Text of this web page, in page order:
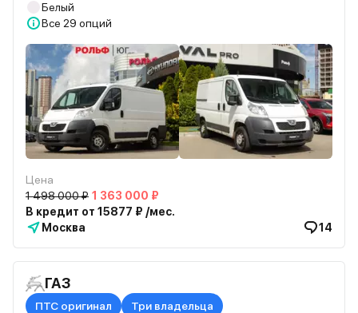
Белый
Все 29 опций
Цена
1 498 000 ₽ 1 363 000 ₽
В кредит от 15877 ₽ /мес.
Москва
14
ГАЗ
ПТС оригинал Три владельца